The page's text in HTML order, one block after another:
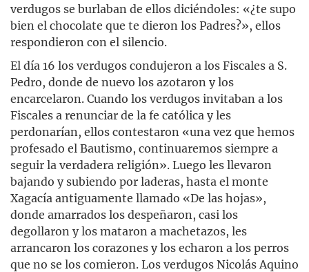
verdugos se burlaban de ellos diciéndoles: «¿te supo
bien el chocolate que te dieron los Padres?», ellos
respondieron con el silencio.
El día 16 los verdugos condujeron a los Fiscales a S.
Pedro, donde de nuevo los azotaron y los
encarcelaron. Cuando los verdugos invitaban a los
Fiscales a renunciar de la fe católica y les
perdonarían, ellos contestaron «una vez que hemos
profesado el Bautismo, continuaremos siempre a
seguir la verdadera religión». Luego les llevaron
bajando y subiendo por laderas, hasta el monte
Xagacía antiguamente llamado «De las hojas»,
donde amarrados los despeñaron, casi los
degollaron y los mataron a machetazos, les
arrancaron los corazones y los echaron a los perros
que no se los comieron. Los verdugos Nicolás Aquino